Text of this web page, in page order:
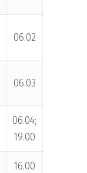
06.02
06.03
06.04;
19.00
16.00